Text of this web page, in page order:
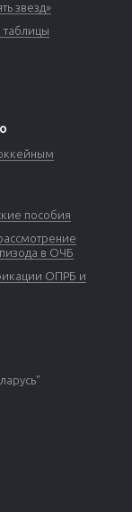
звезд»
пособия
в ОЧБ
ОПРБ и